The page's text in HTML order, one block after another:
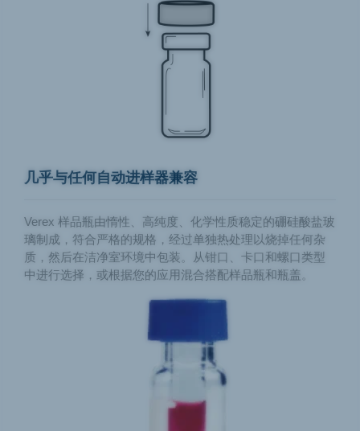
几乎与任何自动进样器兼容
Verex 样品瓶由惰性、高纯度、化学性质稳定的硼硅酸盐玻
璃制成，符合严格的规格，经过单独热处理以烧掉任何杂
质，然后在洁净室环境中包装。从钳口、卡口和螺口类型
中进行选择，或根据您的应用混合搭配样品瓶和瓶盖。